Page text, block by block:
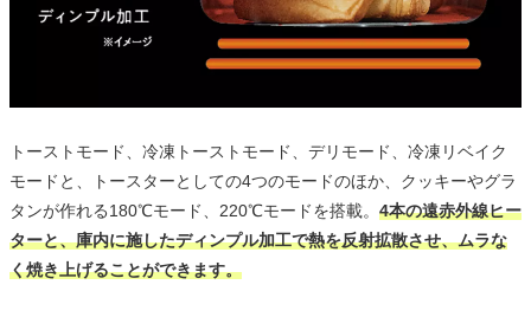
トーストモード、冷凍トーストモード、デリモード、冷凍リベイク
モードと、トースターとしての4つのモードのほか、クッキーやグラ
タンが作れる180℃モード、220℃モードを搭載。 4本の遠赤外線ヒー
ターと、庫内に施したディンプル加工で熱を反射拡散させ、ムラな
く焼き上げることができます。